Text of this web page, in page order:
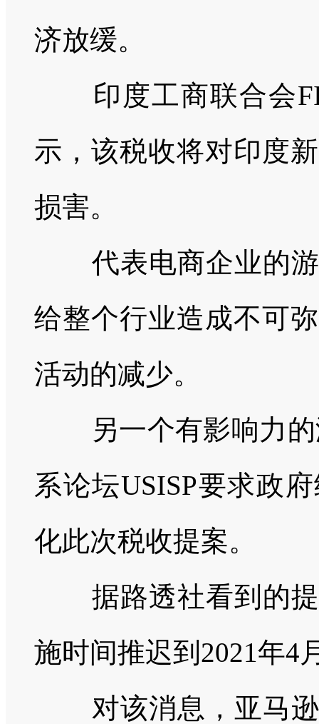
济放缓。
印度工商联合会
示，该税收将对印度
损害。
代表电商企业的游
给整个行业造成不可
活动的减少。
另一个有影响力的
系论坛USISP要求政
化此次税收提案。
据路透社看到的提
施时间推迟到 2021年4
对该消息，亚马逊